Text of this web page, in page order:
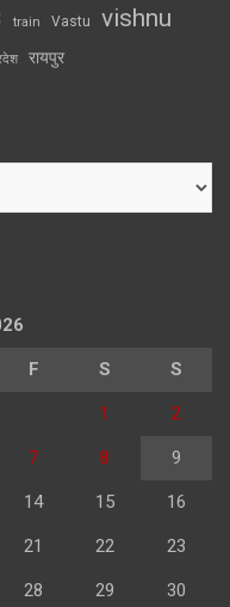
train Vastu vishnu
रायपुर
F S S
1 2
7 8 9
14 15 16
21 22 23
28 29 30